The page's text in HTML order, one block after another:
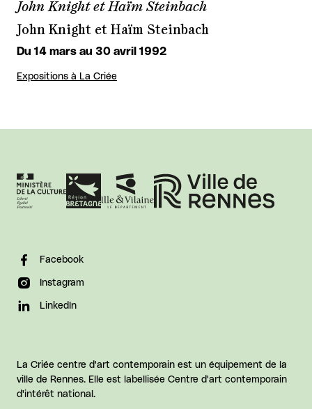
John Knight et Haïm Steinbach
John Knight et Haïm Steinbach
Du 14 mars au 30 avril 1992
Expositions à La Criée
Facebook
Instagram
LinkedIn
La Criée centre d'art contemporain est un équipement de la
ville de Rennes. Elle est labellisée Centre d'art contemporain
d'intérêt national.